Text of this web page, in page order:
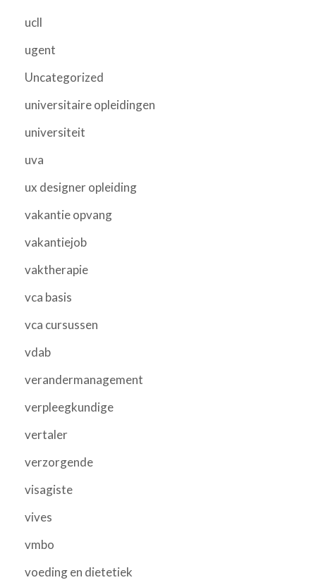
ucll
ugent
Uncategorized
universitaire opleidingen
universiteit
uva
ux designer opleiding
vakantie opvang
vakantiejob
vaktherapie
vca basis
vca cursussen
vdab
verandermanagement
verpleegkundige
vertaler
verzorgende
visagiste
vives
vmbo
voeding en dietetiek